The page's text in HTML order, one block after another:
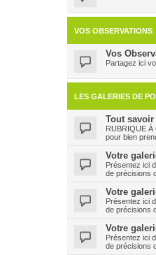
VOS OBSERVATIONS
Vos
Partagez ici
LES GALERIES DE
Tout
RUBRIQUE À
pour bien
Votre
Présentez ici
de précisions
Votre
Présentez ici
de précisions
Votre
Présentez ici
de précisions